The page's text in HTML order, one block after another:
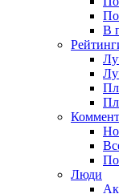
По
В
По
Люди